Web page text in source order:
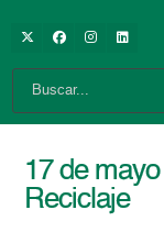
17 de
Reciclaje